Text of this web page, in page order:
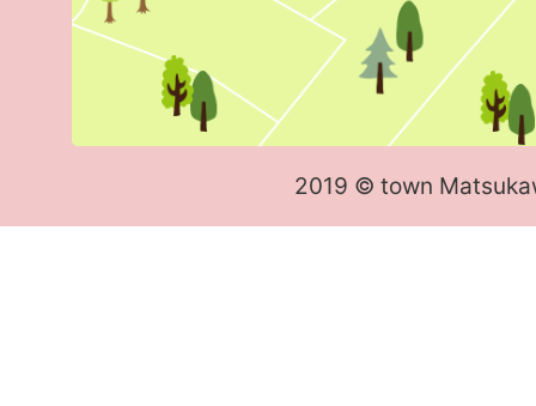
2019 © town